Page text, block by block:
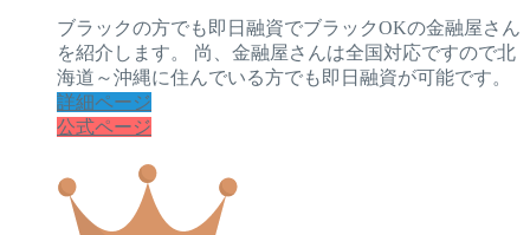
ブラックの方でも即日融資でブラックOKの金融屋さん
を紹介します。 尚、金融屋さんは全国対応ですので北
海道～沖縄に住んでいる方でも即日融資が可能です。
詳細ページ
公式ページ